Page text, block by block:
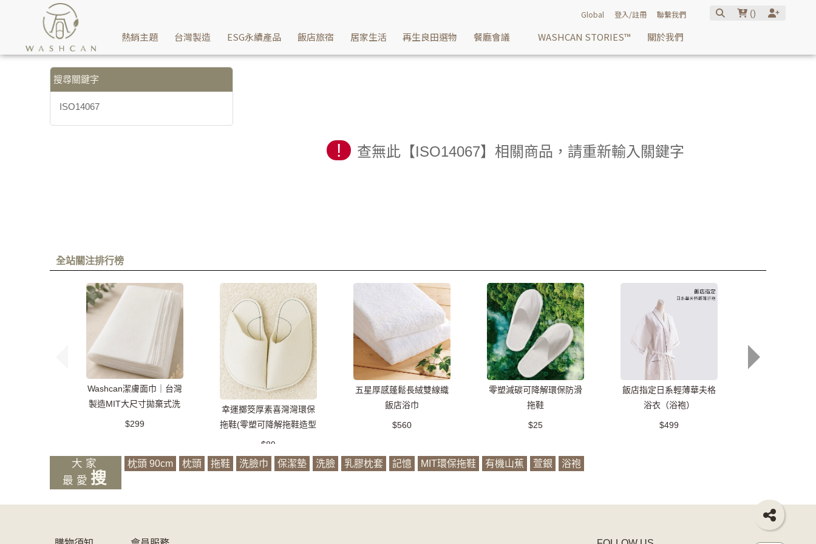
【ISO14067】搜尋結果 | Washcan瓦士肯
Global 登入/註冊 聯繫我們 ()
熱銷主題 台灣製造 ESG永續產品 飯店旅宿 居家生活 再生良田選物 餐廳會議 WASHCAN STORIES™ 關於我們
搜尋關鍵字
ISO14067
! 查無此【ISO14067】相關商品，請重新輸入關鍵字
全站關注排行榜
Washcan潔膚面巾｜台灣
製造MIT大尺寸拋棄式洗
臉巾/萬用巾/乾濕兩用
$299
幸運擲筊厚素喜灣灣環保
拖鞋(零塑可降解拖鞋造型
款)
$89
五星厚感蓬鬆長絨雙線織
飯店浴巾
$560
零塑減碳可降解環保防滑
拖鞋
$25
飯店指定日系輕薄華夫格
浴衣（浴袍）
$499
大家
最愛 搜
枕頭 90cm 枕頭 拖鞋 洗臉巾 保潔墊 洗臉 乳膠枕套 記憶 MIT環保拖鞋 有機山蕉 萱銀 浴袍